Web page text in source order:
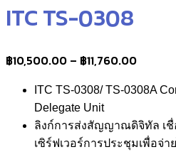
ITC TS-0308
฿10,500.00 – ฿11,760.00Price
฿
through
฿
ITC TS-0308/ TS-0308A
Delegate Unit
ลิงก์การส่งสัญญาณดิจิทัล เ
เซิร์ฟเวอร์การประชุมเพื่อจ่